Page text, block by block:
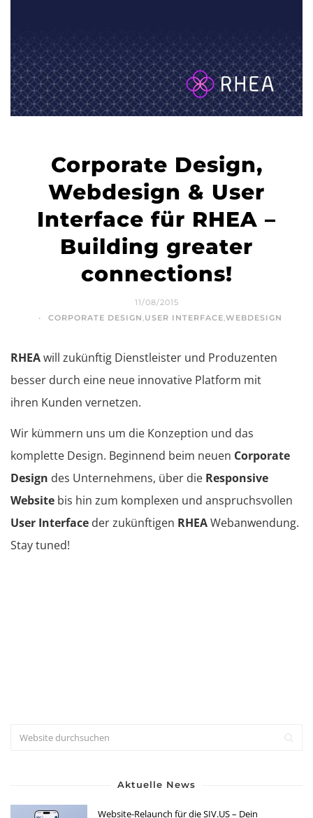
Corporate Design,
Webdesign & User
Interface für RHEA –
Building greater
connections!
11/08/2015
CORPORATE DESIGN,USER INTERFACE,WEBDESIGN
RHEAwill zukünftig Dienstleister und Produzenten
besser durch eine neue innovative Platform mit
ihren Kunden vernetzen.
Wir kümmern uns um die Konzeption und das
komplette Design. Beginnend beim neuen Corporate
Design des Unternehmens, über die Responsive
Website bis hin zum komplexen und anspruchsvollen
User Interface der zukünftigen RHEAWebanwendung.
Stay tuned!
Aktuelle News
Website-Relaunch für die SIV.US – Dein